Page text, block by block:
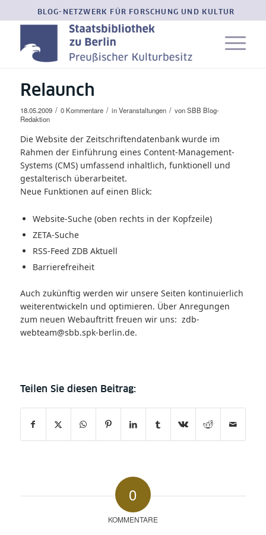
BLOG-NETZWERK FÜR FORSCHUNG UND KULTUR
Relaunch
18.05.2009 / 0 Kommentare / inVeranstaltungen / vonSBB Blog-
Redaktion
Die Website der Zeitschriftendatenbank wurde im
Rahmen der Einführung eines Content-Management-
Systems (CMS) umfassend inhaltlich, funktionell und
gestalterisch überarbeitet.
Neue Funktionen auf einen Blick:
Website-Suche (oben rechts in der Kopfzeile)
ZETA-Suche
RSS-Feed ZDB Aktuell
Barrierefreiheit
Auch zukünftig werden wir unsere Seiten kontinuierlich
weiterentwickeln und optimieren. Über Anregungen
zum neuen Webauftritt freuen wir uns: zdb-
webteam@sbb.spk-berlin.de.
0
KOMMENTARE